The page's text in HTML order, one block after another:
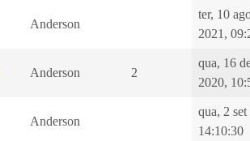
Anderson
ter, 10
2021,
Anderson 2
qua, 16
2020,
Anderson
qua, 2
14:10:30